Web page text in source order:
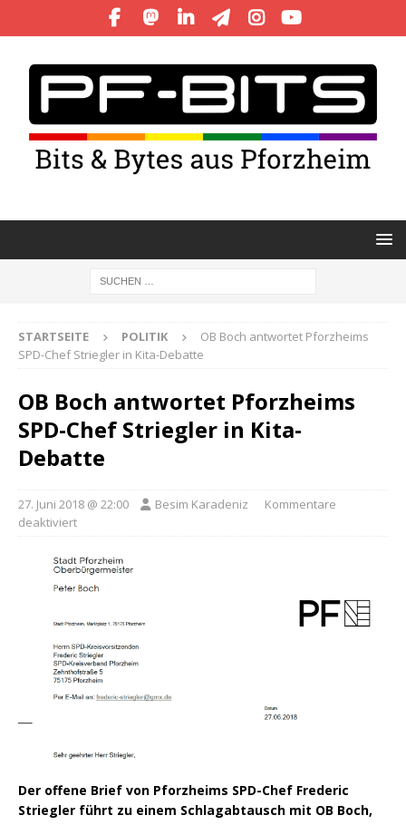
STARTSEITE POLITIK
OB Boch antwortet Pforzheims
SPD-Chef Striegler in Kita-Debatte
OB Boch antwortet Pforzheims
SPD-Chef Striegler in Kita-
Debatte
27. Juni 2018 @ 22:00 Besim Karadeniz
Kommentare
deaktiviert
Der offene Brief von Pforzheims SPD-Chef Frederic
Striegler führt zu einem Schlagabtausch mit OB Boch,